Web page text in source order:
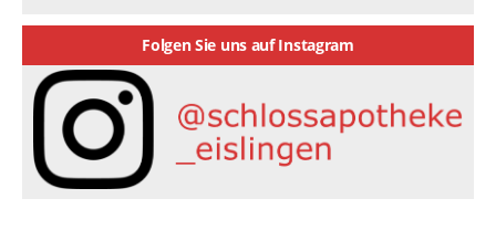
Folgen Sie uns auf Instagram